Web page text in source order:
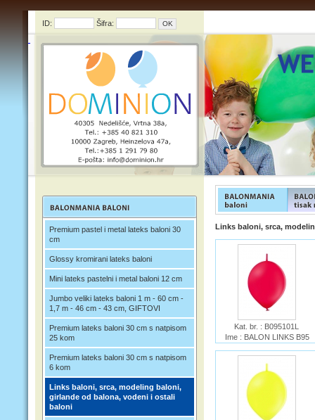
ID: Šifra:
Premium pastel i metal lateks baloni 30
cm
Glossy kromirani lateks baloni
Mini lateks pastelni i metal baloni 12 cm
Jumbo veliki lateks baloni 1 m - 60 cm -
1,7 m - 46 cm - 43 cm, GIFTOVI
Premium lateks baloni 30 cm s natpisom
25 kom
Premium lateks baloni 30 cm s natpisom
6 kom
Links baloni, srca, modeling baloni,
girlande od balona, vodeni i ostali
baloni
Links baloni, srca,
Kat. br. : B095101L
Ime : BALON LINKS B95